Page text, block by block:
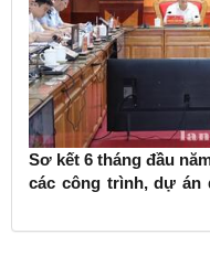
Sơ kết 6 tháng đầu
các công trình, dự án